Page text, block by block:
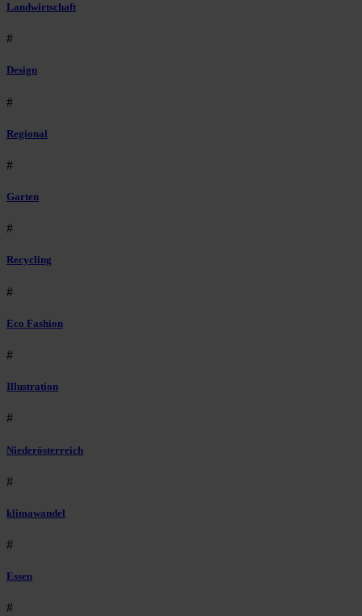
Landwirtschaft
#
Design
#
Regional
#
Garten
#
Recycling
#
Eco Fashion
#
Illustration
#
Niederösterreich
#
klimawandel
#
Essen
#